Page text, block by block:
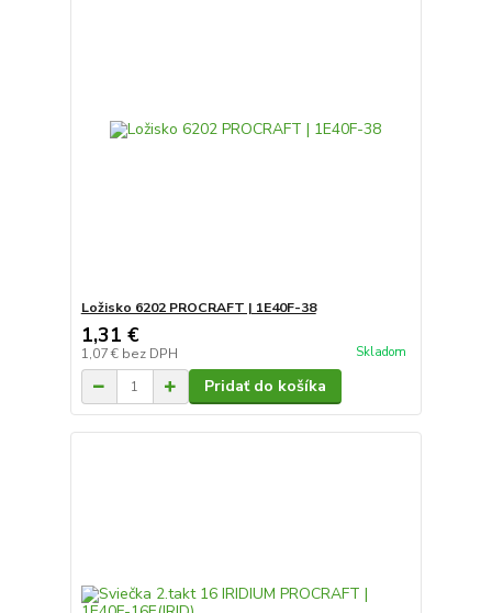
Ložisko 6202 PROCRAFT | 1E40F-38
1,31 €
1,07 € bez DPH Skladom
Pridať do košíka